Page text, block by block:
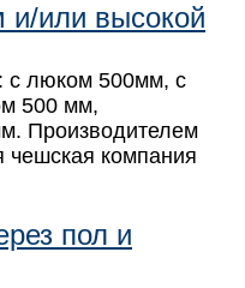
и/или высокой
с люком 500мм, с
500 мм,
Производителем
чешская компания
пол и